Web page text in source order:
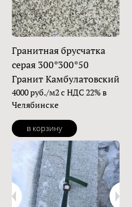
Гранитная брусчатка
серая 300*300*50
Гранит Камбулатовский
4000 руб./м2 с НДС 22% в
Челябинске
в корзину